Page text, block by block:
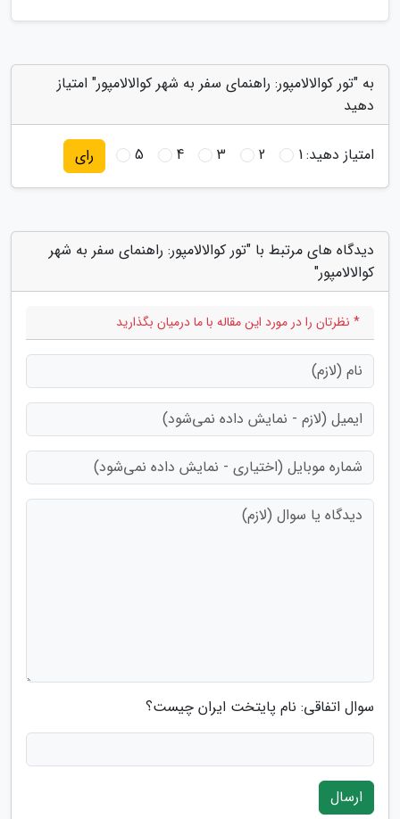
به "تور کوالالامپور: راهنمای سفر به شهر کوالالامپور" امتیاز
دهید
امتیاز دهید:1
2
3
4
5 رای
دیدگاه های مرتبط با "تور کوالالامپور: راهنمای سفر به شهر
کوالالامپور"
* نظرتان را در مورد این مقاله با ما درمیان بگذارید
سوال اتفاقی: نام پایتخت ایران چیست؟
ارسال